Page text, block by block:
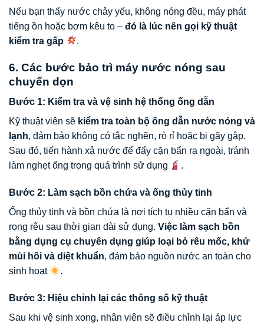
Nếu bạn thấy nước chảy yếu, không nóng đều, máy phát
tiếng ồn hoặc bơm kêu to – đó là lúc nên gọi kỹ thuật
kiểm tra gấp
.
6. Các bước bảo trì máy nước nóng sau
chuyển dọn
Bước 1: Kiểm tra và vệ sinh hệ thống ống dẫn
Kỹ thuật viên sẽ kiểm tra toàn bộ ống dẫn nước nóng và
lạnh, đảm bảo không có tắc nghẽn, rò rỉ hoặc bị gãy gập.
Sau đó, tiến hành xả nước để đẩy cặn bẩn ra ngoài, tránh
làm nghẹt ống trong quá trình sử dụng
.
Bước 2: Làm sạch bồn chứa và ống thủy tinh
Ống thủy tinh và bồn chứa là nơi tích tụ nhiều cặn bẩn và
rong rêu sau thời gian dài sử dụng. Việc làm sạch bồn
bằng dụng cụ chuyên dụng giúp loại bỏ rêu mốc, khử
mùi hôi và diệt khuẩn, đảm bảo nguồn nước an toàn cho
sinh hoạt
.
Bước 3: Hiệu chỉnh lại các thông số kỹ thuật
Sau khi vệ sinh xong, nhân viên sẽ điều chỉnh lại áp lực